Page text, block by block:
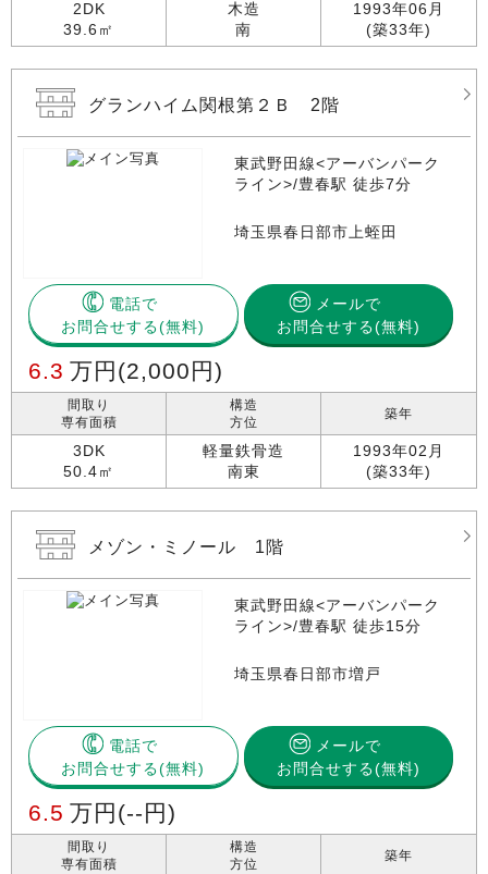
2DK
39.6㎡
木造
南
1993年06月
(築33年)
グランハイム関根第２Ｂ 2階
東武野田線<アーバンパーク
ライン>/豊春駅 徒歩7分
埼玉県春日部市上蛭田
電話で
お問合せする
メールで
お問合せする(無料)
6.3 万円 (2,000円)
間取り
専有面積
3DK
50.4㎡
構造
方位
軽量鉄骨造
南東
築年
1993年02月
(築33年)
メゾン・ミノール 1階
東武野田線<アーバンパーク
ライン>/豊春駅 徒歩15分
埼玉県春日部市増戸
電話で
お問合せする
メールで
お問合せする(無料)
6.5 万円 (--円)
間取り
専有面積
構造
方位
築年